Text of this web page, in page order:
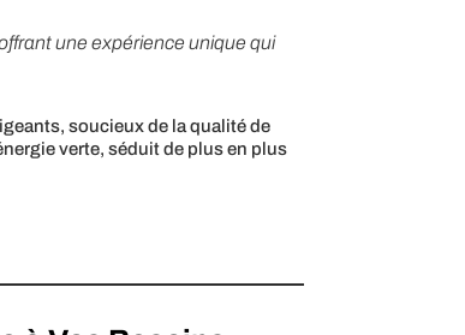
une expérience unique qui
soucieux de la qualité de
verte, séduit de plus en plus